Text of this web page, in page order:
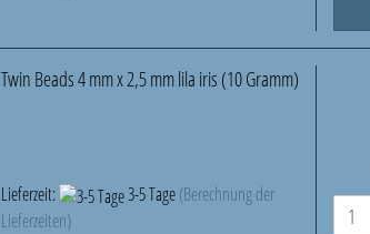
Twin Beads 4 mm x 2,5 mm lila iris (10 Gramm)
Lieferzeit: 3-5 Tage(Berechnung der
Lieferzeiten)